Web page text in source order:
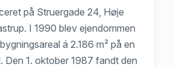
på Struergade 24, Høje
I 1990 blev ejendommen
á 2.186 m² på en
Den 1. oktober 1987 fandt den